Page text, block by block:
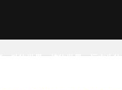
动物世界 植物世界 远古生物